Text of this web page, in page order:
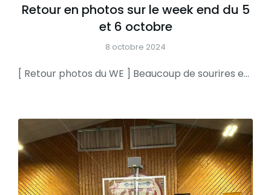
Retour en photos sur le week end du 5
et 6 octobre
8 octobre 2024
[ Retour photos du WE ] Beaucoup de sourires et belles victoires à domicile comme à l’extérieur Bravo tout le monde, on continue comme ça https://resultats.ffbb.com/